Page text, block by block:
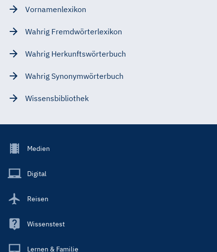
Vornamenlexikon
Wahrig Fremdwörterlexikon
Wahrig Herkunftswörterbuch
Wahrig Synonymwörterbuch
Wissensbibliothek
Footer
Main
Medien
Digital
Reisen
Wissenstest
Lernen & Familie